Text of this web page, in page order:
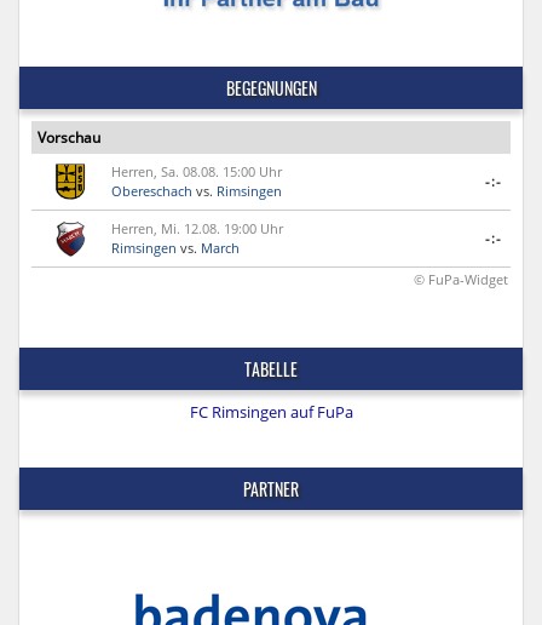
BEGEGNUNGEN
Vorschau
Herren, Sa. 08.08. 15:00 Uhr
Obereschach vs. Rimsingen
-:-
Herren, Mi. 12.08. 19:00 Uhr
Rimsingen vs. March
-:-
© FuPa-Widget
TABELLE
FC Rimsingen auf FuPa
PARTNER